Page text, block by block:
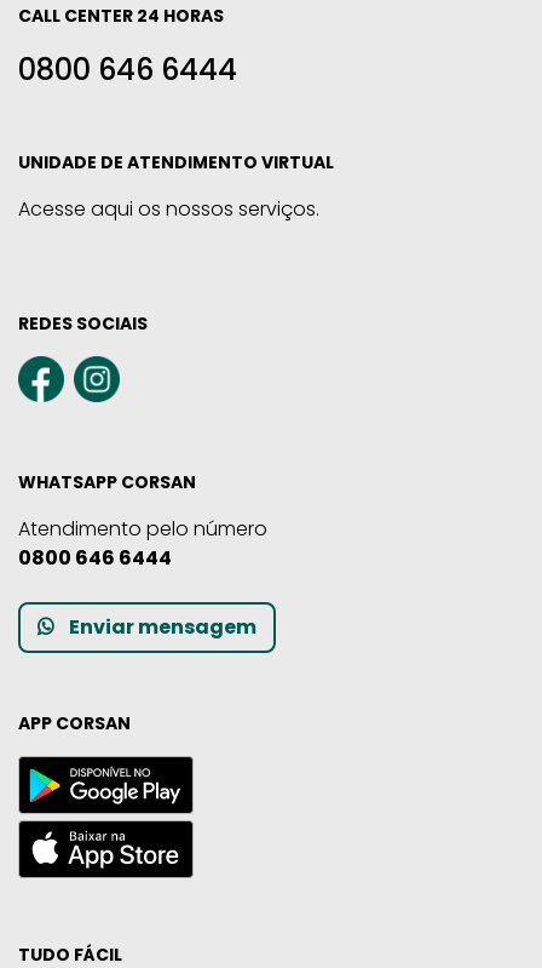
CALL CENTER 24 HORAS
0800 646 6444
UNIDADE DE ATENDIMENTO VIRTUAL
Acesse aqui os nossos serviços.
REDES SOCIAIS
WHATSAPP CORSAN
Atendimento pelo número
0800 646 6444
Enviar mensagem
APP CORSAN
TUDO FÁCIL